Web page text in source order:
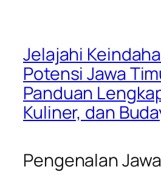
Jelajahi
Potensi Jawa
Panduan
Kuliner, dan
Pengenalan